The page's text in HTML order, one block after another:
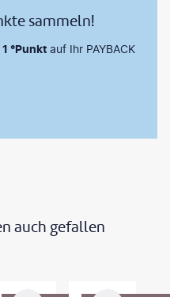
sammeln!
°Punkt auf Ihr PAYBACK
auch gefallen